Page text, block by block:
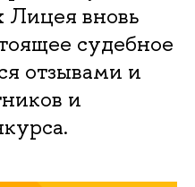
Лицея вновь
судебное
отзывами и
и